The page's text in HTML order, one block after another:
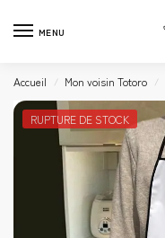
MENU
Accueil / Mon voisin Totoro /
RUPTURE DE STOCK